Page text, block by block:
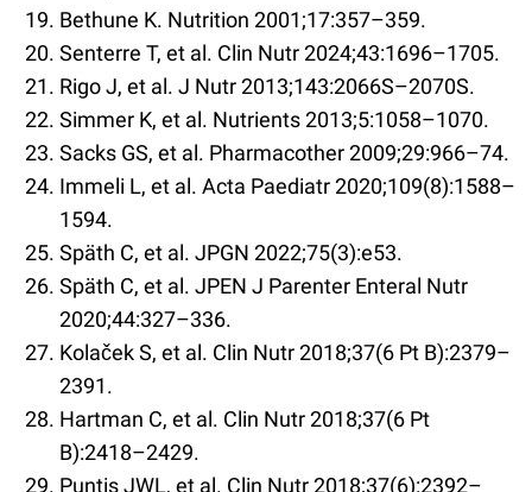
Bethune K. Nutrition 2001;17:357–359.
Senterre T, et al. Clin Nutr 2024;43:1696–1705.
Rigo J, et al. J Nutr 2013;143:2066S–2070S.
Simmer K, et al. Nutrients 2013;5:1058–1070.
Sacks GS, et al. Pharmacother 2009;29:966–74.
Immeli L, et al. Acta Paediatr 2020;109(8):1588–
1594.
Späth C, et al. JPGN 2022;75(3):e53.
Späth C, et al. JPEN J Parenter Enteral Nutr
2020;44:327–336.
Kolaček S, et al. Clin Nutr 2018;37(6 Pt B):2379–
2391.
Hartman C, et al. Clin Nutr 2018;37(6 Pt
B):2418–2429.
Puntis JWL, et al. Clin Nutr 2018;37(6):2392–